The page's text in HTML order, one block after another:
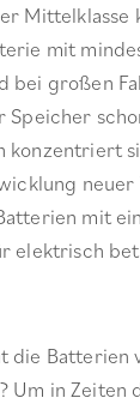
Mittelklasse
mit
bei großen
Speicher
konzentriert
mit
elektrisch
die Batterien
Um in Zeiten